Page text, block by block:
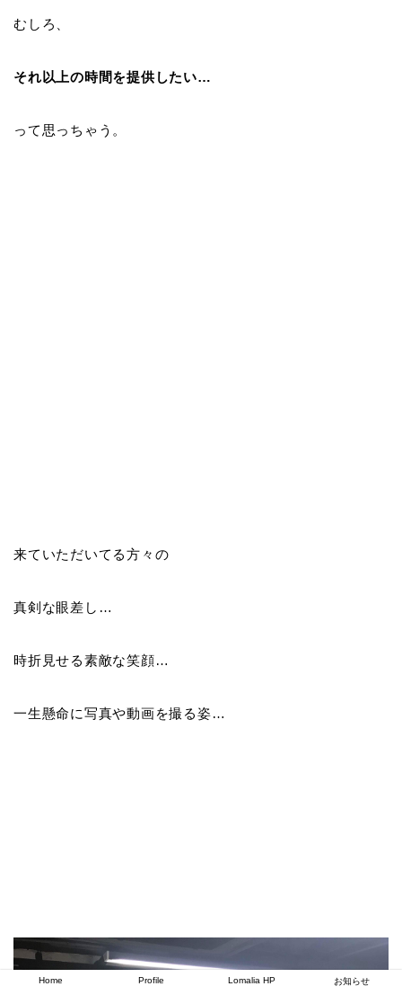
むしろ、
それ以上の時間を提供したい…
って思っちゃう。
来ていただいてる方々の
真剣な眼差し…
時折見せる素敵な笑顔…
一生懸命に写真や動画を撮る姿…
Home Profile Lomalia HP お知らせ